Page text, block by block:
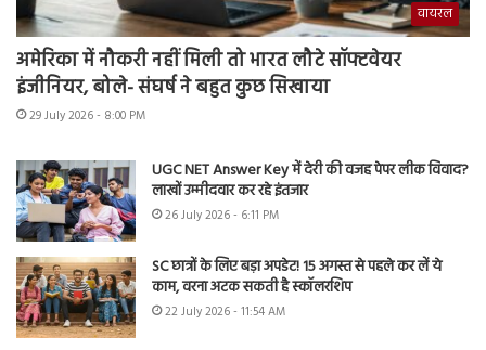
वायरल
अमेरिका में नौकरी नहीं मिली तो भारत लौटे सॉफ्टवेयर
इंजीनियर, बोले- संघर्ष ने बहुत कुछ सिखाया
29 July 2026 - 8:00 PM
UGC NET Answer Key में देरी की वजह पेपर लीक विवाद?
लाखों उम्मीदवार कर रहे इंतजार
26 July 2026 - 6:11 PM
SC छात्रों के लिए बड़ा अपडेट! 15 अगस्त से पहले कर लें ये
काम, वरना अटक सकती है स्कॉलरशिप
22 July 2026 - 11:54 AM